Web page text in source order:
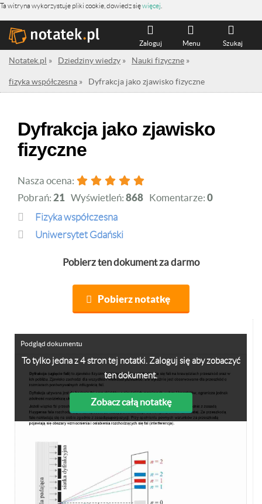
Ta witryna wykorzystuje pliki cookie, dowiedz sięwięcej
Szukaj
Menu
Zaloguj
Notatek.pl » Dziedziny wiedzy » Nauki fizyczne »
fizyka współczesna » Dyfrakcja jako zjawisko fizyczne
Dyfrakcja jako zjawisko
fizyczne
Nasza ocena:
Pobrań: 21 Wyświetleń: 868 Komentarze: 0
fizyka współczesna
Uniwersytet Gdański
Pobierz ten dokument za darmo
Pobierz notatkę
To tylko jedna z 4 stron tej notatki. Zaloguj się aby zobaczyć
ten dokument.
Zobacz całą notatkę
Podgląd dokumentu